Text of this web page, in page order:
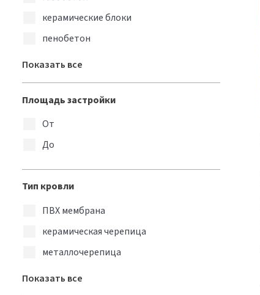
керамические блоки
пенобетон
Показать все
Площадь застройки
От
До
Тип кровли
ПВХ мембрана
керамическая черепица
металлочерепица
Показать все